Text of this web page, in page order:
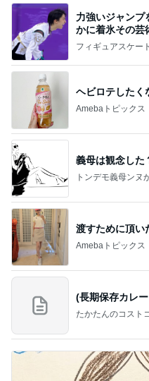
力強いジャンプ
かに着氷その芸
なす
フィギュアスケー
ヘビロテしたく
Amebaトピックス
義母は観念した
トンデモ義母ンヌ
渡すために頂い
Amebaトピックス
(長期保存カレ
たかたんのコスト